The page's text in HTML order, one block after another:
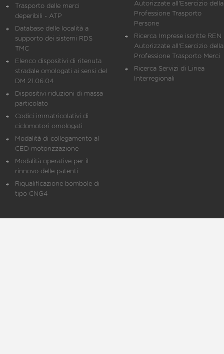
Trasporto delle merci
deperibili - ATP
Database delle località a
supporto dei sistemi RDS
TMC
Elenco dispositivi di ritenuta
stradale omologati ai sensi del
DM 21.06.04
Dispositivi riduzioni di massa
particolato
Codici immatricolativi di
ciclomotori omologati
Modalità di collegamento al
CED motorizzazione
Modalità operative per il
rinnovo delle patenti
Riqualificazione bombole di
tipo CNG4
Autorizzate all'Esercizio della
Professione Trasporto
Persone
Ricerca Imprese iscritte REN
Autorizzate all'Esercizio della
Professione Trasporto Merci
Ricerca Servizi di Linea
Interregionali